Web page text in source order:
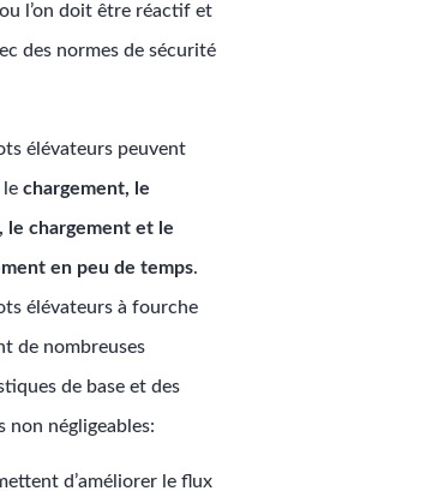
l’on doit être réactif et
des normes de sécurité
élévateurs peuvent
lechargement, le
le chargement et le
en peu de temps.
élévateurs à fourche
de nombreuses
de base et des
non négligeables:
d’améliorer le flux